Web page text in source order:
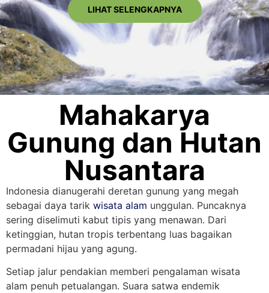
LIHAT SELENGKAPNYA
Mahakarya
Gunung dan Hutan
Nusantara
Indonesia dianugerahi deretan gunung yang megah
sebagai daya tarik wisata alam unggulan. Puncaknya
sering diselimuti kabut tipis yang menawan. Dari
ketinggian, hutan tropis terbentang luas bagaikan
permadani hijau yang agung.
Setiap jalur pendakian memberi pengalaman wisata
alam penuh petualangan. Suara satwa endemik